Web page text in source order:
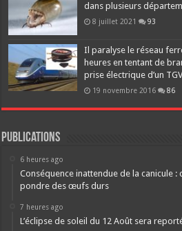
dans plusieurs
8 juillet 2021 93
Il paralyse le réseau
heures en tentant de
prise électrique d’un
19 novembre 2016 86
Publications
6 heures ago
Conséquence inattendue de la canicule :
pondre des œufs durs
7 heures ago
L’éclipse de soleil du 12 Août sera